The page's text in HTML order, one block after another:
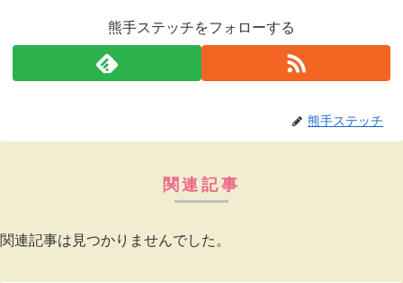
熊手ステッチをフォローする
熊手ステッチ
関連記事
関連記事は見つかりませんでした。